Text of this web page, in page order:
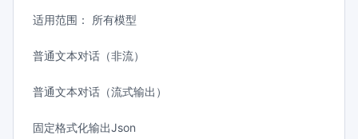
适用范围： 所有模型
普通文本对话（非流）
普通文本对话（流式输出）
固定格式化输出Json